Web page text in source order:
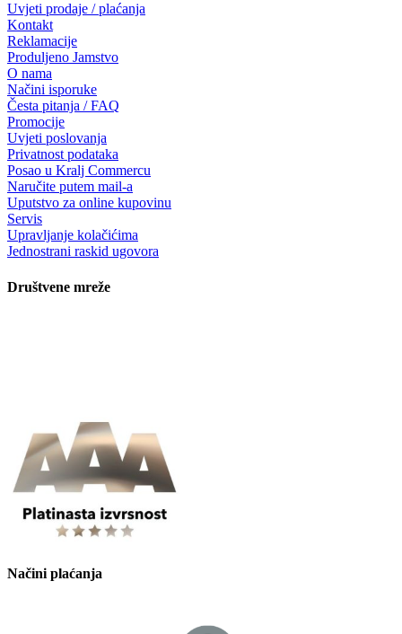
Uvjeti prodaje / plaćanja
Kontakt
Reklamacije
Produljeno Jamstvo
O nama
Načini isporuke
Česta pitanja / FAQ
Promocije
Uvjeti poslovanja
Privatnost podataka
Posao u Kralj Commercu
Naručite putem mail-a
Uputstvo za online kupovinu
Servis
Upravljanje kolačićima
Jednostrani raskid ugovora
Društvene mreže
Načini plaćanja